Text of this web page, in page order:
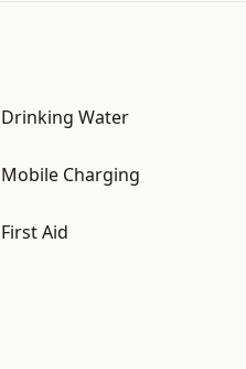
Drinking Water
Mobile Charging
First Aid